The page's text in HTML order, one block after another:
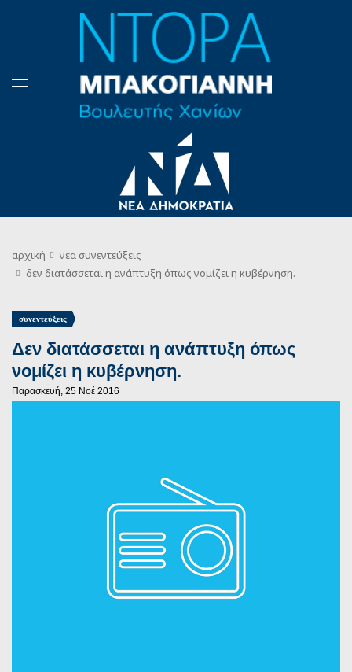
αρχική νεα συνεντεύξεις
δεν διατάσσεται η ανάπτυξη όπως νομίζει η κυβέρνηση.
συνεντεύξεις
Δεν διατάσσεται η ανάπτυξη όπως
νομίζει η κυβέρνηση.
Παρασκευή, 25 Νοέ 2016